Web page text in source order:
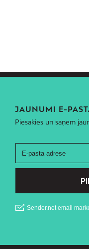
JAUNUMI E-
Piesakies un saņem